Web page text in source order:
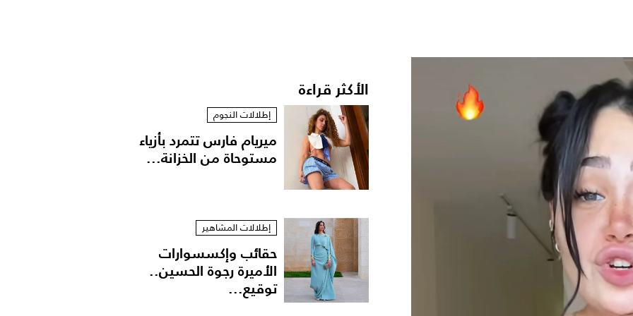
الأكثر قراءة
إطلالات النجوم
ميريام فارس تتمرد بأزياء
مستوحاة من الخزانة...
إطلالات المشاهير
حقائب وإكسسوارات
الأميرة رجوة الحسين..
توقيع...